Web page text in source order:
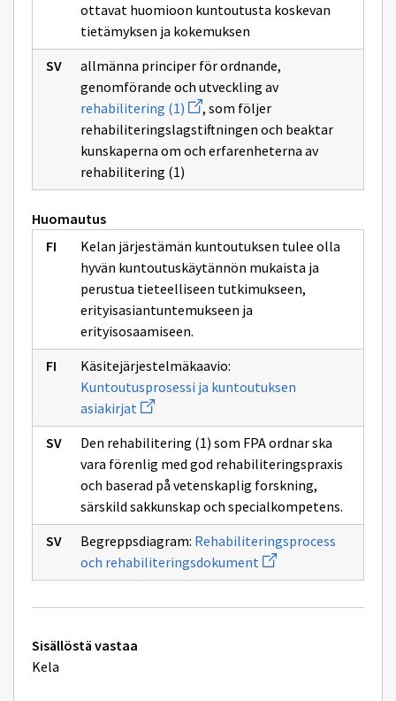
ottavat huomioon kuntoutusta koskevan
tietämyksen ja kokemuksen
allmänna principer för ordnande,
genomförande och utveckling av
rehabilitering (1) Avaa
uuden
ikkunan
sivulle
rehabilitering
, som följer
rehabiliteringslagstiftningen och beaktar
kunskaperna om och erfarenheterna av
rehabilitering (1)
Huomautus
Kelan järjestämän kuntoutuksen tulee olla
hyvän kuntoutuskäytännön mukaista ja
perustua tieteelliseen tutkimukseen,
erityisasiantuntemukseen ja
erityisosaamiseen.
Käsitejärjestelmäkaavio:
Kuntoutusprosessi ja kuntoutuksen
asiakirjat Avaa
uuden
ikkunan
sivulle
Kuntoutusprosessi
ja
kuntoutuksen
asiakirjat
Den rehabilitering (1) som FPA ordnar ska
vara förenlig med god rehabiliteringspraxis
och baserad på vetenskaplig forskning,
särskild sakkunskap och specialkompetens.
Begreppsdiagram: Rehabiliteringsprocess
och rehabiliteringsdokument Avaa
uuden
ikkunan
Tekniset
lisätiedot
Sisällöstä vastaa
Kela